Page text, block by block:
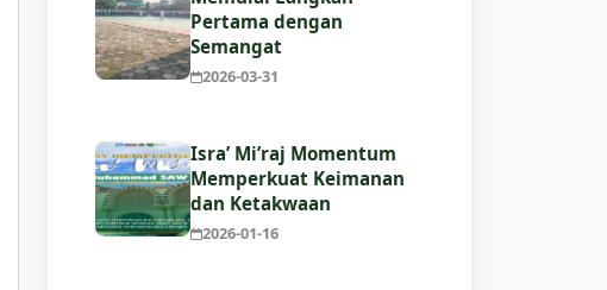
Pertama dengan
Semangat
2026-03-31
Isra’ Mi’raj Momentum
Memperkuat Keimanan
dan Ketakwaan
2026-01-16